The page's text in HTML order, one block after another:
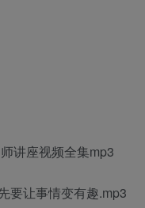
讲座视频全集mp3
要让事情变有趣.mp3